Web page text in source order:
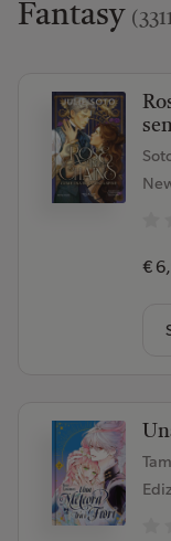
Fantasy
€